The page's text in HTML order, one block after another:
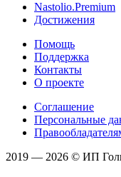
Nastolio.Premium
Достижения
Помощь
Поддержка
Контакты
О проекте
Соглашение
Персональные
2019 — 2026 © ИП